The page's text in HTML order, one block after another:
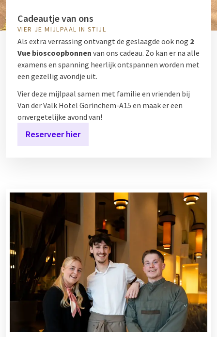
Cadeautje van ons
VIER JE MIJLPAAL IN STIJL
Als extra verrassing ontvangt de geslaagde ook nog 2
Vue bioscoopbonnen van ons cadeau. Zo kan er na alle
examens en spanning heerlijk ontspannen worden met
een gezellig avondje uit.
Vier deze mijlpaal samen met familie en vrienden bij
Van der Valk Hotel Gorinchem-A15 en maak er een
onvergetelijke avond van!
Reserveer hier